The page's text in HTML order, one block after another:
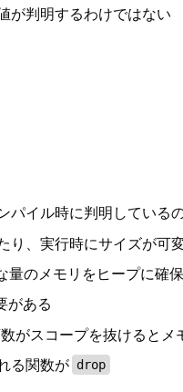
が判明するわけではない
パイル時に判明してい
り、実行時にサイズが
のメモリをヒープに確
がある
がスコープを抜けるとメ
る関数が drop